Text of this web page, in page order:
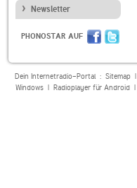
Newsletter
PHONOSTAR AUF
Dein Internetradio-Portal : Sitemap|
Windows| Radioplayer für Android|